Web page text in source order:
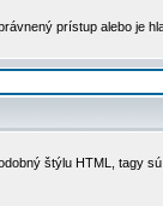
prístup alebo je
štýlu HTML,